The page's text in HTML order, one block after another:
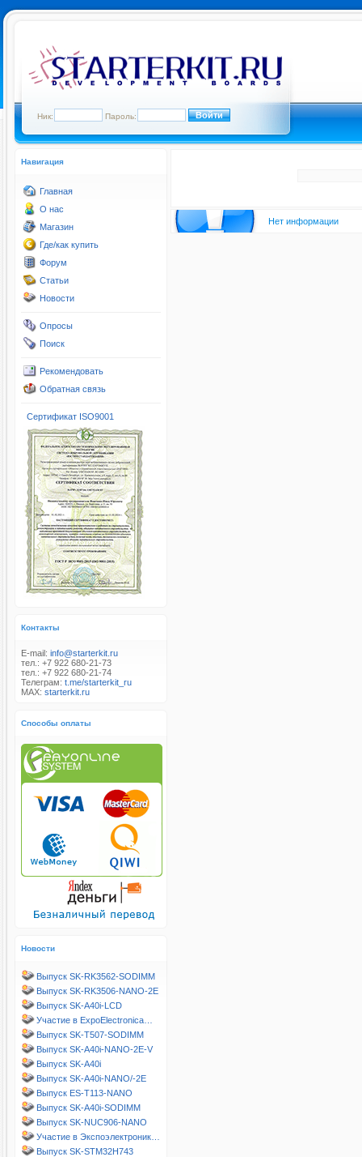
Ник: Пароль:
Навигация
Главная
О нас
Магазин
Где/как купить
Форум
Статьи
Новости
Опросы
Поиск
Рекомендовать
Обратная связь
Сертификат ISO9001
Контакты
E-mail: info@starterkit.ru
тел.: +7 922 680-21-73
тел.: +7 922 680-21-74
Телеграм: t.me/starterkit_ru
MAX: starterkit.ru
Способы оплаты
Новости
Выпуск SK-RK3562-SODIMM
Выпуск SK-RK3506-NANO-2E
Выпуск SK-A40i-LCD
Участие в ExpoElectronica…
Выпуск SK-T507-SODIMM
Выпуск SK-A40i-NANO-2E-V
Выпуск SK-A40i
Выпуск SK-A40i-NANO/-2E
Выпуск ES-T113-NANO
Выпуск SK-A40i-SODIMM
Выпуск SK-NUC906-NANO
Участие в Экспоэлектроник…
Выпуск SK-STM32H743
Нет информации